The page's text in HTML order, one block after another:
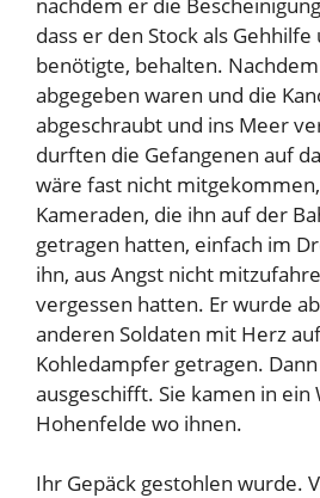
dass er den Stock als
benötigte, behalten.
abgegeben waren und die
abgeschraubt und ins Meer
durften die Gefangenen auf
wäre fast nicht
Kameraden, die ihn auf der
getragen hatten, einfach im
ihn, aus Angst nicht
vergessen hatten. Er wurde
anderen Soldaten mit Herz
Kohledampfer getragen.
ausgeschifft. Sie kamen in ein
Hohenfelde wo ihnen.
Ihr Gepäck gestohlen wurde.